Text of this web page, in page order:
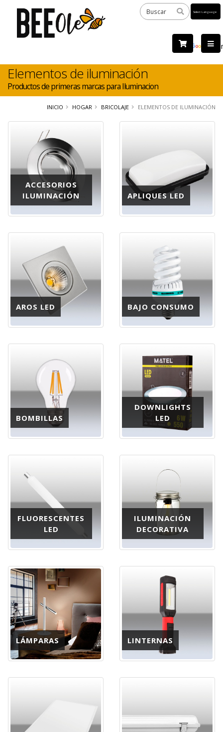
by
Elementos de iluminación
Productos de primeras marcas para Iluminacion
INICIO HOGAR BRICOLAJE ELEMENTOS DE ILUMINACIÓN
ACCESORIOS
ILUMINACIÓN
APLIQUES LED
AROS LED BAJO CONSUMO
BOMBILLAS
DOWNLIGHTS
LED
FLUORESCENTES
LED
ILUMINACIÓN
DECORATIVA
LÁMPARAS LINTERNAS